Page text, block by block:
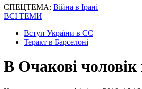
СПЕЦТЕМА: Війна в Ірані
ВСІ ТЕМИ
Вступ України в ЄС
Теракт в Барселоні
В Очакові